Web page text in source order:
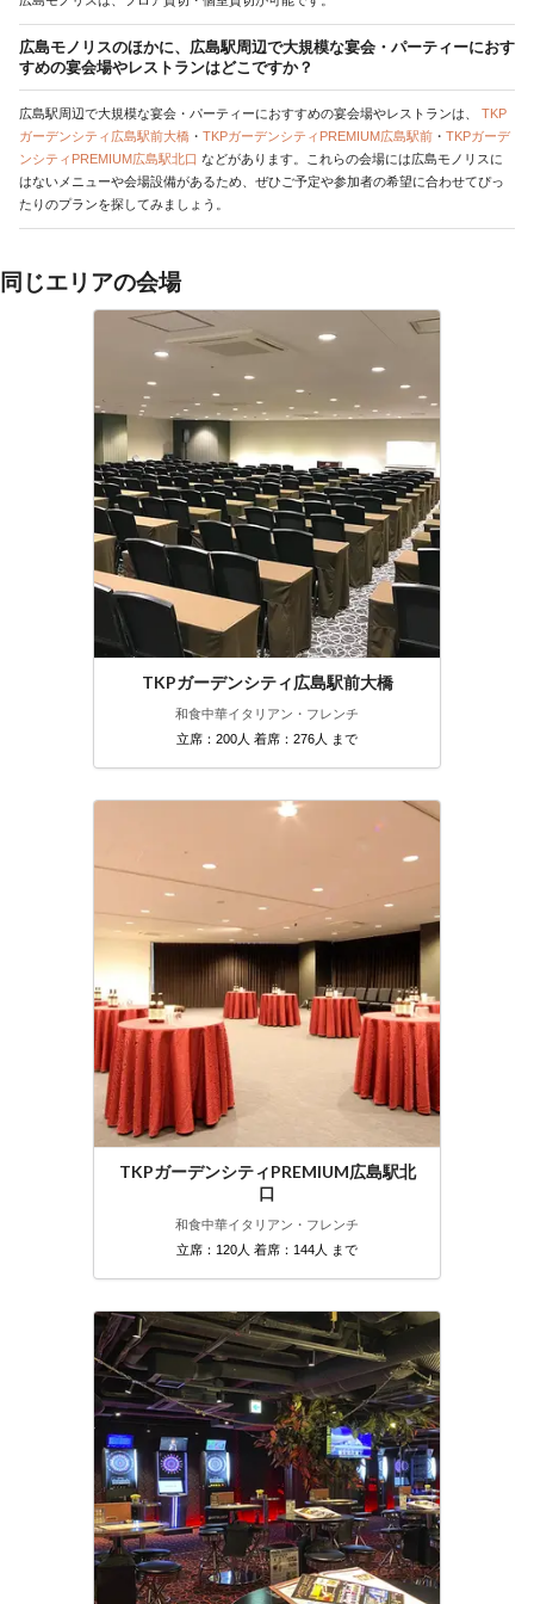
広島モノリスのほかに、広島駅周辺で大規模な宴会・パーティーにおす
すめの宴会場やレストランはどこですか？
広島駅周辺で大規模な宴会・パーティーにおすすめの宴会場やレストランは、 TKP
ガーデンシティ広島駅前大橋 ・ TKPガーデンシティPREMIUM広島駅前 ・ TKPガーデ
ンシティPREMIUM広島駅北口 などがあります。これらの会場には広島モノリスに
はないメニューや会場設備があるため、ぜひご予定や参加者の希望に合わせてぴっ
たりのプランを探してみましょう。
同じエリアの会場
TKPガーデンシティ広島駅前大橋
和食中華イタリアン・フレンチ
立席：200人 着席：276人 まで
TKPガーデンシティPREMIUM広島駅北
口
和食中華イタリアン・フレンチ
立席：120人 着席：144人 まで